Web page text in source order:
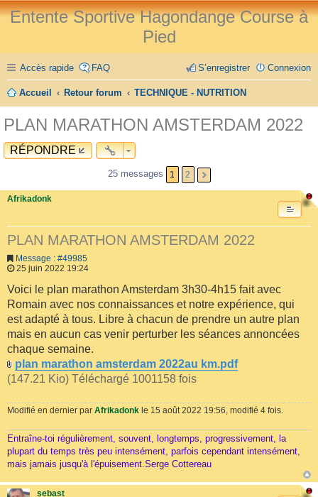
Entente Sportive Hagondange Course à
Pied
Accès rapide FAQ Connexion
S’enregistrer
Accueil Retour forum TECHNIQUE - NUTRITION
PLAN MARATHON AMSTERDAM 2022
RÉPONDRE
25 messages 1 2
Afrikadonk
PLAN MARATHON AMSTERDAM 2022
Message : #49985
25 juin 2022 19:24
Voici le plan marathon Amsterdam 3h30-4h15 fait avec
Romain avec nos connaissances et notre expérience, qui
est adapté à tous. Libre à chacun de prendre un autre plan
mais en aucun cas venir perturber les séances annoncées
chaque semaine.
plan marathon amsterdam 2022au km.pdf
(147.21 Kio) Téléchargé 1001158 fois
Modifié en dernier par Afrikadonk le 15 août 2022 19:56, modifié 4 fois.
Entraîne-toi régulièrement, souvent, longtemps, progressivement, la
plupart du temps très peu intensément, parfois cependant intensément,
mais jamais jusqu'à l'épuisement.Serge Cottereau
sebast